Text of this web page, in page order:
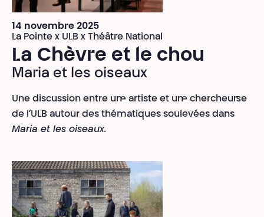
14 novembre 2025
La Pointe x ULB x Théâtre National
La Chèvre et le chou
Maria et les oiseaux
Une discussion entre un·e artiste et un·e chercheur·se
de l’ULB autour des thématiques soulevées dans
Maria et les oiseaux.